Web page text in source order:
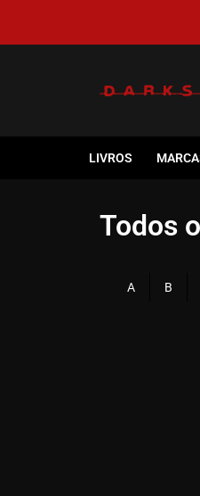
LIVROS
Todos
A B